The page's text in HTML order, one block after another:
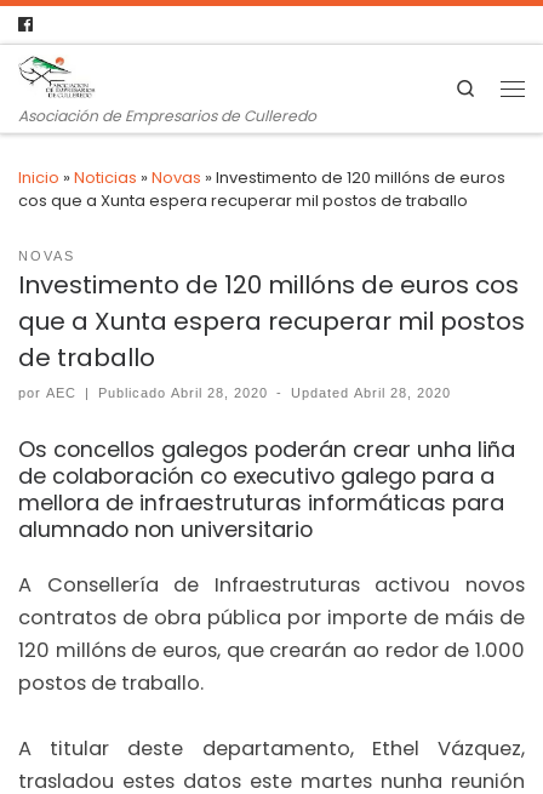
Asociación de Empresarios de Culleredo
Search
Inicio »Noticias »Novas »Investimento de 120 millóns de euros
cos que a Xunta espera recuperar mil postos de traballo
NOVAS
Investimento de 120 millóns de euros cos
que a Xunta espera recuperar mil postos
de traballo
por AEC | PublicadoAbril 28, 2020 - UpdatedAbril 28, 2020
Os concellos galegos poderán crear unha liña
de colaboración co executivo galego para a
mellora de infraestruturas informáticas para
alumnado non universitario
A Consellería de Infraestruturas activou novos
contratos de obra pública por importe de máis de
120 millóns de euros, que crearán ao redor de 1.000
postos de traballo.
A titular deste departamento, Ethel Vázquez,
trasladou estes datos este martes nunha reunión